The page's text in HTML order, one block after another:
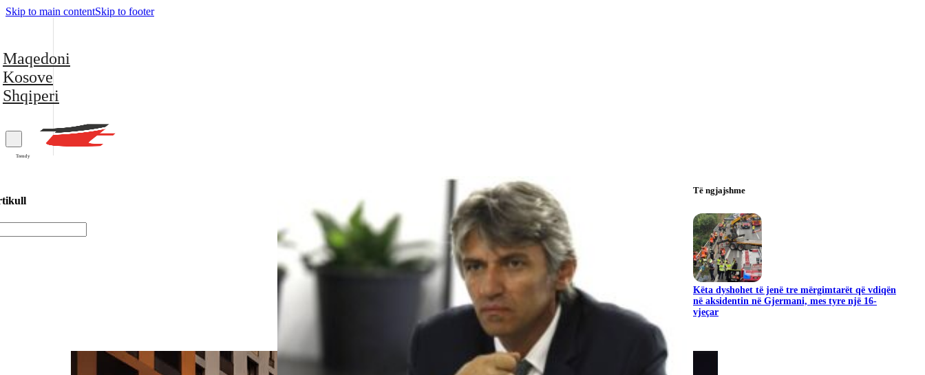
Skip to main contentSkip to footer
Maqedoni
Kosove
Shqiperi
Trendy
Të ngjajshme
Këta dyshohet të jenë tre mërgimtarët që vdiqën
në aksidentin në Gjermani, mes tyre një 16-
vjeçar